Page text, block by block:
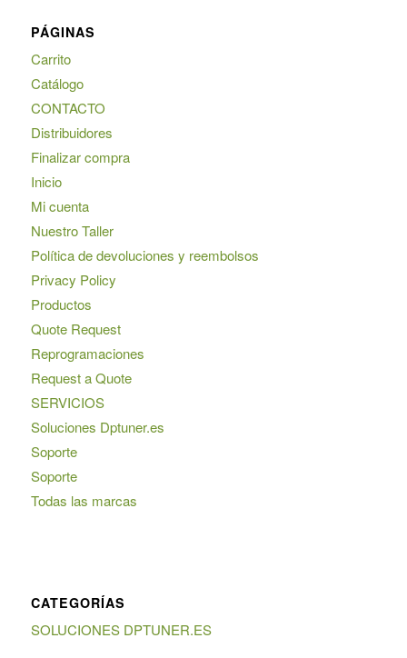
PÁGINAS
Carrito
Catálogo
CONTACTO
Distribuidores
Finalizar compra
Inicio
Mi cuenta
Nuestro Taller
Política de devoluciones y reembolsos
Privacy Policy
Productos
Quote Request
Reprogramaciones
Request a Quote
SERVICIOS
Soluciones Dptuner.es
Soporte
Soporte
Todas las marcas
CATEGORÍAS
SOLUCIONES DPTUNER.ES